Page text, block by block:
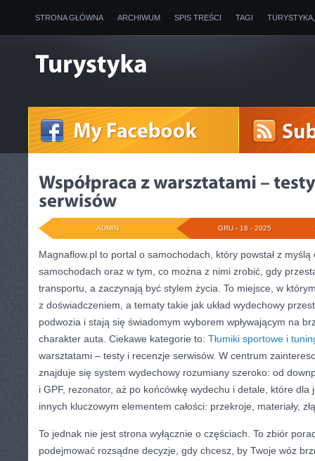
STRONA GŁÓWNA ARCHIWUM SPIS TREŚCI TAGI
GRU - 18 - 2025
ADMIN
Magnaflow.pl to portal o samochodach, który powstał z
samochodach oraz w tym, co można z nimi zrobić, gdy
transportu, a zaczynają być stylem życia. To miejsce, w
z doświadczeniem, a tematy takie jak układ wydechowy
podwozia i stają się świadomym wyborem wpływającym na
charakter auta. Ciekawe kategorie to: Tłumiki sportowe i
warsztatami – testy i recenzje serwisów. W centrum
znajduje się system wydechowy rozumiany szeroko: od
i GPF, rezonator, aż po końcówkę wydechu i detale, które dla
innych kluczowym elementem całości: przekroje, materiały,
To jednak nie jest strona wyłącznie o częściach. To zbiór
podejmować rozsądne decyzje, gdy chcesz, by Twoje wóz